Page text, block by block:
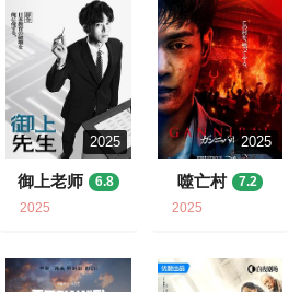
2025
御上老师
6.8
2025
2025
噬亡村
7.2
2025